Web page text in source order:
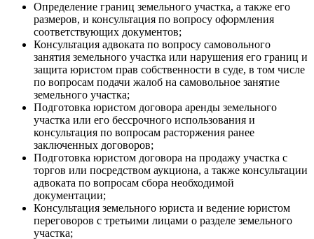
Определение границ земельного участка, а также его
размеров, и консультация по вопросу оформления
соответствующих документов;
Консультация адвоката по вопросу самовольного
занятия земельного участка или нарушения его границ и
защита юристом прав собственности в суде, в том числе
по вопросам подачи жалоб на самовольное занятие
земельного участка;
Подготовка юристом договора аренды земельного
участка или его бессрочного использования и
консультация по вопросам расторжения ранее
заключенных договоров;
Подготовка юристом договора на продажу участка с
торгов или посредством аукциона, а также консультации
адвоката по вопросам сбора необходимой
документации;
Консультация земельного юриста и ведение юристом
переговоров с третьими лицами о разделе земельного
участка;